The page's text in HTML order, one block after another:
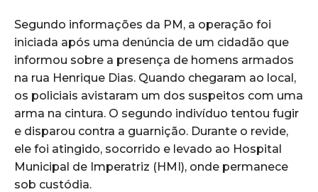
Segundo informações da PM, a operação foi
iniciada após uma denúncia de um cidadão que
informou sobre a presença de homens armados
na rua Henrique Dias. Quando chegaram ao local,
os policiais avistaram um dos suspeitos com uma
arma na cintura. O segundo indivíduo tentou fugir
e disparou contra a guarnição. Durante o revide,
ele foi atingido, socorrido e levado ao Hospital
Municipal de Imperatriz (HMI), onde permanece
sob custódia.